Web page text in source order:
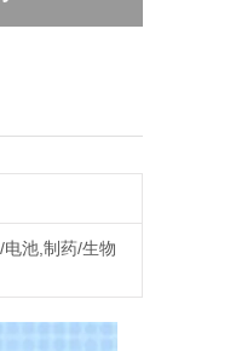
池,制药/生物